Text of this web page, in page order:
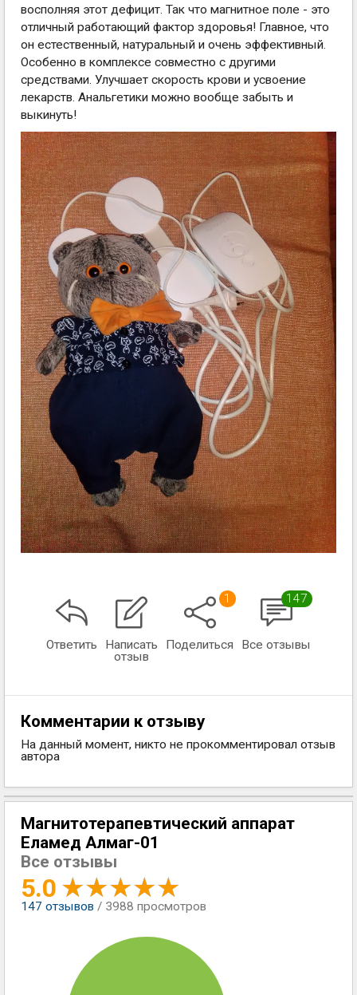
восполняя этот дефицит. Так что магнитное поле - это
отличный работающий фактор здоровья! Главное, что
он естественный, натуральный и очень эффективный.
Особенно в комплексе совместно с другими
средствами. Улучшает скорость крови и усвоение
лекарств. Анальгетики можно вообще забыть и
выкинуть!
Ответить
Написать
отзыв
1
Поделиться
147
Все отзывы
Комментарии к отзыву
На данный момент, никто не прокомментировал отзыв
автора
Магнитотерапевтический аппарат
Еламед Алмаг-01
Все отзывы
5.0
147 отзывов / 3988 просмотров